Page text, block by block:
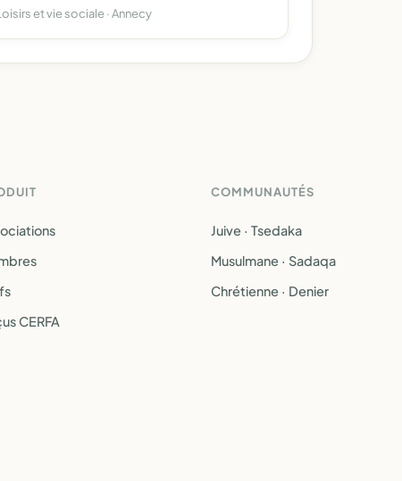
et vie sociale · Annecy
CERFA
COMMUNAUTÉS
Juive · Tsedaka
Musulmane · Sadaqa
Chrétienne · Denier